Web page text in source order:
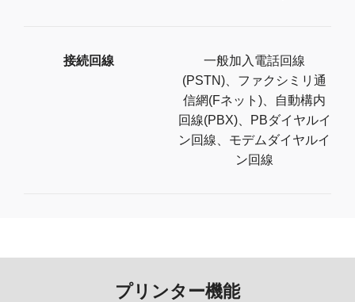
接続回線
一般加入電話回線
(PSTN)、ファクシミリ通
信網(Fネット)、自動構内
回線(PBX)、PBダイヤルイ
ン回線、モデムダイヤルイ
ン回線
プリンター機能